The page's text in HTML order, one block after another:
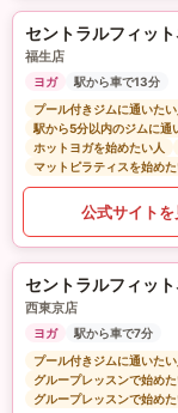
セントラルフィッ
福生店
ヨガ
駅から車で13分
プール付きジムに通いたい
駅から5分以内のジムに通
ホットヨガを始めたい人
マットピラティスを始め
公式サイトを
セントラルフィッ
西東京店
ヨガ
駅から車で7分
プール付きジムに通いたい
グループレッスンで始め
グループレッスンで始め